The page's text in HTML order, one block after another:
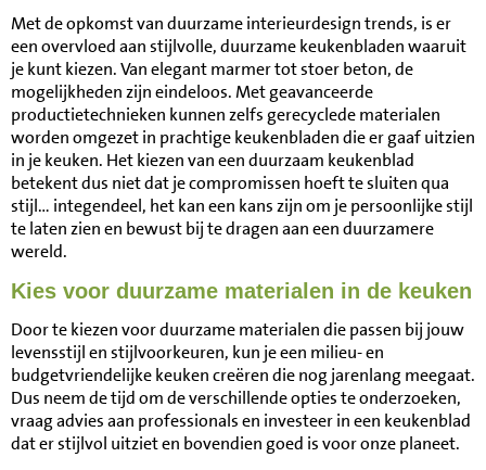
Met de opkomst van duurzame interieurdesign trends, is er
een overvloed aan stijlvolle, duurzame keukenbladen waaruit
je kunt kiezen. Van elegant marmer tot stoer beton, de
mogelijkheden zijn eindeloos. Met geavanceerde
productietechnieken kunnen zelfs gerecyclede materialen
worden omgezet in prachtige keukenbladen die er gaaf uitzien
in je keuken. Het kiezen van een duurzaam keukenblad
betekent dus niet dat je compromissen hoeft te sluiten qua
stijl… integendeel, het kan een kans zijn om je persoonlijke stijl
te laten zien en bewust bij te dragen aan een duurzamere
wereld.
Kies voor duurzame materialen in de keuken
Door te kiezen voor duurzame materialen die passen bij jouw
levensstijl en stijlvoorkeuren, kun je een milieu- en
budgetvriendelijke keuken creëren die nog jarenlang meegaat.
Dus neem de tijd om de verschillende opties te onderzoeken,
vraag advies aan professionals en investeer in een keukenblad
dat er stijlvol uitziet en bovendien goed is voor onze planeet.